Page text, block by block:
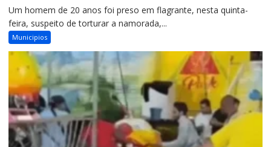
Um homem de 20 anos foi preso em flagrante, nesta quinta-
feira, suspeito de torturar a namorada,...
Municipios